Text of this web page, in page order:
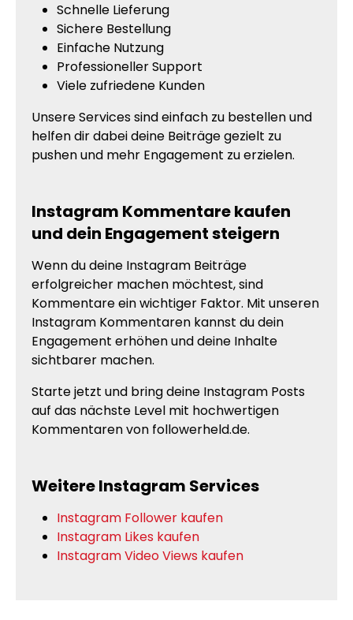
Schnelle Lieferung
Sichere Bestellung
Einfache Nutzung
Professioneller Support
Viele zufriedene Kunden
Unsere Services sind einfach zu bestellen und
helfen dir dabei deine Beiträge gezielt zu
pushen und mehr Engagement zu erzielen.
Instagram Kommentare kaufen
und dein Engagement steigern
Wenn du deine Instagram Beiträge
erfolgreicher machen möchtest, sind
Kommentare ein wichtiger Faktor. Mit unseren
Instagram Kommentaren kannst du dein
Engagement erhöhen und deine Inhalte
sichtbarer machen.
Starte jetzt und bring deine Instagram Posts
auf das nächste Level mit hochwertigen
Kommentaren von followerheld.de.
Weitere Instagram Services
Instagram Follower kaufen
Instagram Likes kaufen
Instagram Video Views kaufen